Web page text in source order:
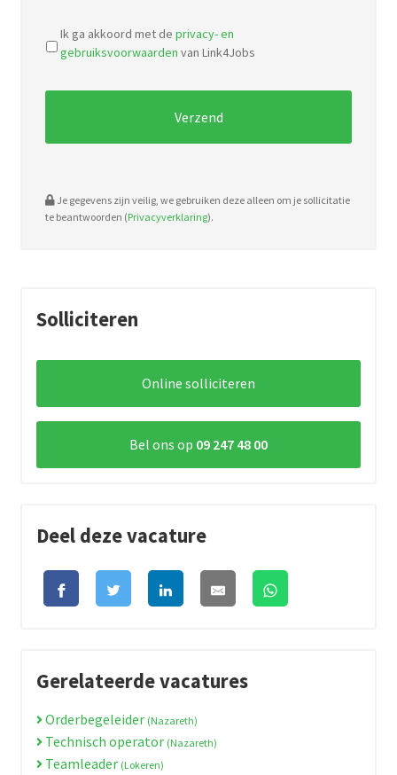
types:
pdf,
doc.
Ik ga akkoord met de privacy- en
gebruiksvoorwaarden van Link4Jobs
Je gegevens zijn veilig, we gebruiken deze alleen om je sollicitatie
te beantwoorden (Privacyverklaring).
Solliciteren
Online solliciteren
Bel ons op 09 247 48 00
Deel deze vacature
Gerelateerde vacatures
Orderbegeleider (Nazareth)
Technisch operator (Nazareth)
Teamleader (Lokeren)